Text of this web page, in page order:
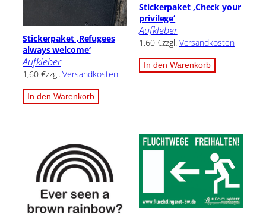
Stickerpaket ‚Refugees
always welcome‘
Aufkleber
1,60 €zzgl.Versandkosten
In den Warenkorb
Stickerpaket ‚Check your
privilege‘
Aufkleber
1,60 €zzgl. Versandkosten
In den Warenkorb